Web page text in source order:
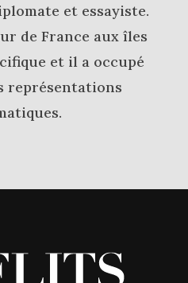
et essayiste.
de France aux îles
et il a occupé
représentations